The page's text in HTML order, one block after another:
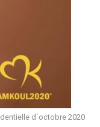
d´octobre 2020